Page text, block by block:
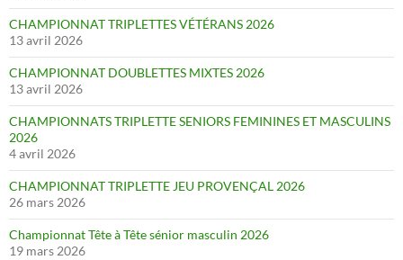
CHAMPIONNAT TRIPLETTES VÉTÉRANS 2026
13 avril 2026
CHAMPIONNAT DOUBLETTES MIXTES 2026
13 avril 2026
CHAMPIONNATS TRIPLETTE SENIORS FEMININES ET MASCULINS
2026
4 avril 2026
CHAMPIONNAT TRIPLETTE JEU PROVENÇAL 2026
26 mars 2026
Championnat Tête à Tête sénior masculin 2026
19 mars 2026